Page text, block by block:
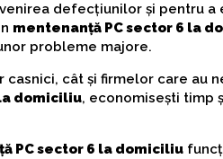
defecțiunilor și pentru
mentenanță PC sector 6 la
probleme majore.
cât și firmelor care au
domiciliu, economisești timp
PC sector 6 la domiciliu